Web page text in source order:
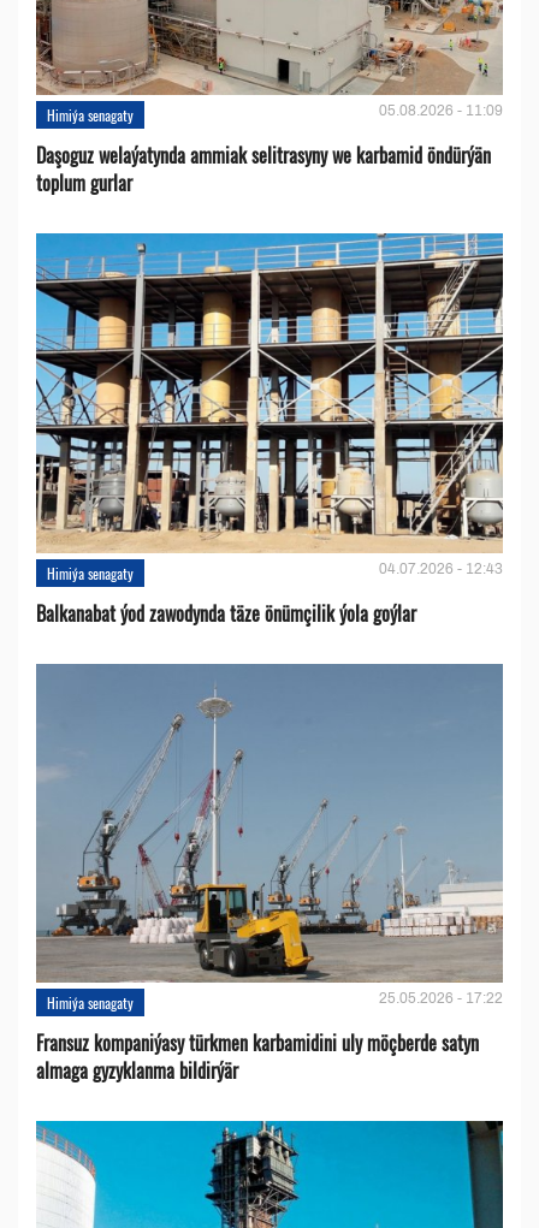
Himiýa senagaty 05.08.2026 - 11:09
Daşoguz welaýatynda ammiak selitrasyny we karbamid öndürýän
toplum gurlar
Himiýa senagaty 04.07.2026 - 12:43
Balkanabat ýod zawodynda täze önümçilik ýola goýlar
Himiýa senagaty 25.05.2026 - 17:22
Fransuz kompaniýasy türkmen karbamidini uly möçberde satyn
almaga gyzyklanma bildirýär